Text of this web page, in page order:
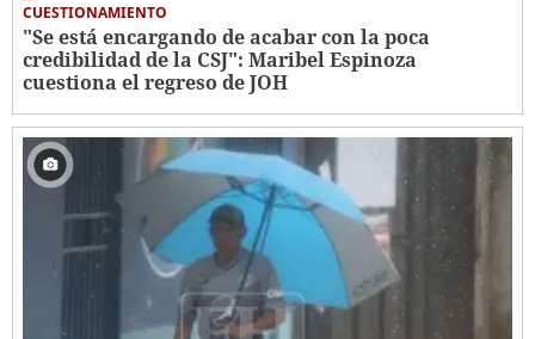
CUESTIONAMIENTO
"Se está encargando de acabar con la poca
credibilidad de la CSJ": Maribel Espinoza
cuestiona el regreso de JOH